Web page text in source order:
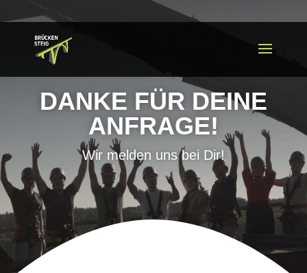
DANKE FÜR DEINE
ANFRAGE!
Wir melden uns bei Dir!